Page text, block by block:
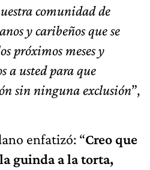
comunidad de
y caribeños que se
próximos meses y
a usted para que
sin ninguna exclusión”,
enfatizó: “Creo que
guinda a la torta,